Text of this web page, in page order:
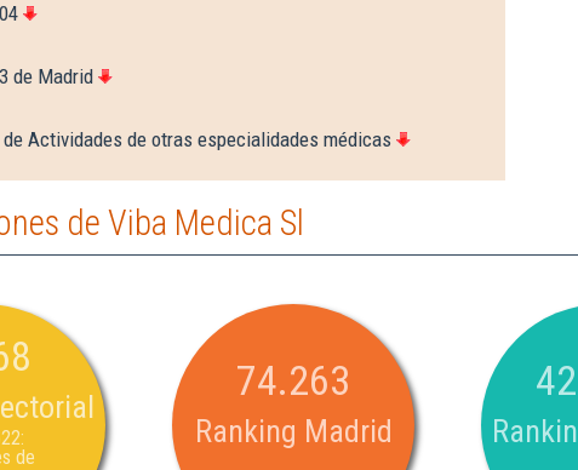
de Madrid
Actividades de otras especialidades médicas
de Viba Medica Sl
de
74.263
Ranking Madrid